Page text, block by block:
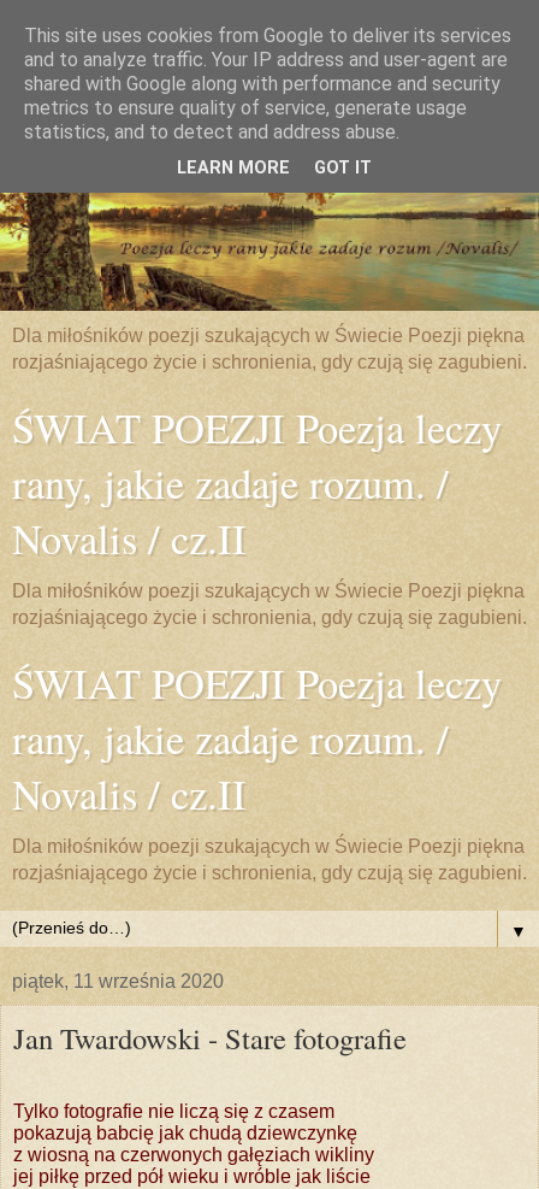
Dla miłośników poezji szukających w Świecie Poezji piękna
rozjaśniającego życie i schronienia, gdy czują się zagubieni.
ŚWIAT POEZJI Poezja leczy
rany, jakie zadaje rozum. /
Novalis / cz.II
Dla miłośników poezji szukających w Świecie Poezji piękna
rozjaśniającego życie i schronienia, gdy czują się zagubieni.
ŚWIAT POEZJI Poezja leczy
rany, jakie zadaje rozum. /
Novalis / cz.II
Dla miłośników poezji szukających w Świecie Poezji piękna
rozjaśniającego życie i schronienia, gdy czują się zagubieni.
▼
piątek, 11 września 2020
Jan Twardowski - Stare fotografie
Tylko fotografie nie liczą się z czasem
pokazują babcię jak chudą dziewczynkę
z wiosną na czerwonych gałęziach wikliny
jej piłkę przed pół wieku i wróble jak liście
This site uses cookies from Google to deliver its services
and to analyze traffic. Your IP address and user-agent are
shared with Google along with performance and security
metrics to ensure quality of service, generate usage
statistics, and to detect and address abuse.
LEARN MORE GOT IT